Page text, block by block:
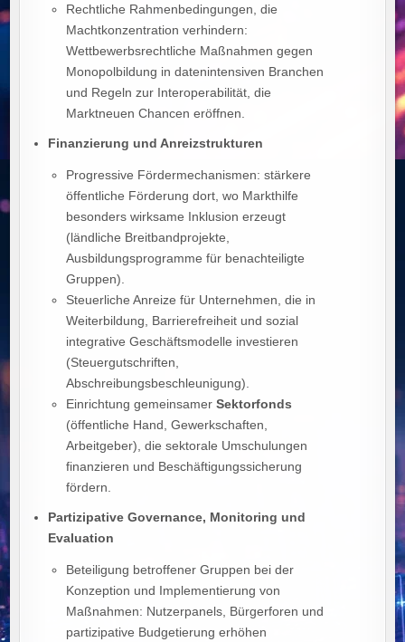
Rechtliche Rahmenbedingungen, die
Machtkonzentration verhindern:
Wettbewerbsrechtliche Maßnahmen gegen
Monopolbildung in datenintensiven Branchen
und Regeln zur Interoperabilität, die
Marktneuen Chancen eröffnen.
Finanzierung und Anreizstrukturen
Progressive Fördermechanismen: stärkere
öffentliche Förderung dort, wo Markthilfe
besonders wirksame Inklusion erzeugt
(ländliche Breitbandprojekte,
Ausbildungsprogramme für benachteiligte
Gruppen).
Steuerliche Anreize für Unternehmen, die in
Weiterbildung, Barrierefreiheit und sozial
integrative Geschäftsmodelle investieren
(Steuergutschriften,
Abschreibungsbeschleunigung).
Einrichtung gemeinsamerSektorfonds
(öffentliche Hand, Gewerkschaften,
Arbeitgeber), die sektorale Umschulungen
finanzieren und Beschäftigungssicherung
fördern.
Partizipative Governance, Monitoring und
Evaluation
Beteiligung betroffener Gruppen bei der
Konzeption und Implementierung von
Maßnahmen: Nutzerpanels, Bürgerforen und
partizipative Budgetierung erhöhen